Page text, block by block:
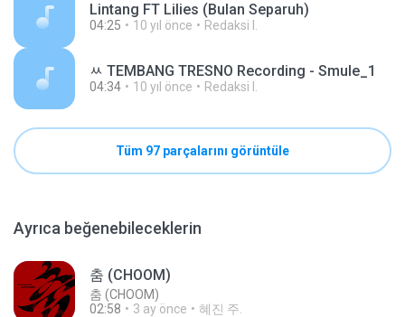
Lintang FT Lilies (Bulan Separuh)
04:25 10 yıl önce Redaksi I.
ﾶ TEMBANG TRESNO Recording - Smule_1
04:34 10 yıl önce Redaksi I.
Tüm 97 parçalarını görüntüle
Ayrıca beğenebileceklerin
춤 (CHOOM)
춤 (CHOOM)
02:58
3 ay önce 혜진 주.